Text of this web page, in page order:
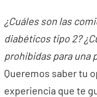
¿Cuáles son las
diabéticos tipo 2?
prohibidas para una
Queremos saber tu
experiencia que te